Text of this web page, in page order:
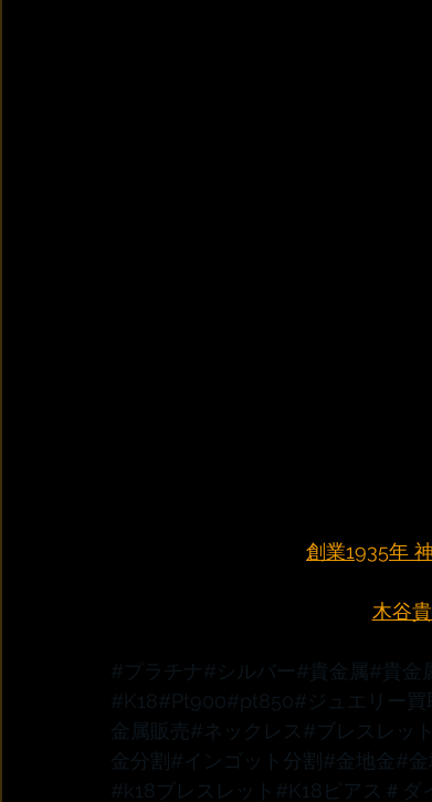
創業1935年
木谷
#プラチナ #シルバー#貴金属#貴金
#K18#Pt900#pt850#ジュエリー買
金属販売#ネックレス #ブレスレット
金分割 #インゴット分割 #金地金 #
#k18ブレスレット #K18ピアス ＃ダ